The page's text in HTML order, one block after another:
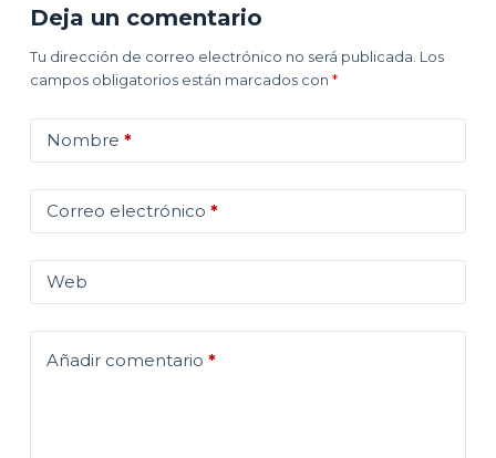
Deja un comentario
Tu dirección de correo electrónico no será publicada. Los
campos obligatorios están marcados con *
Nombre *
Correo electrónico *
Web
Añadir comentario *